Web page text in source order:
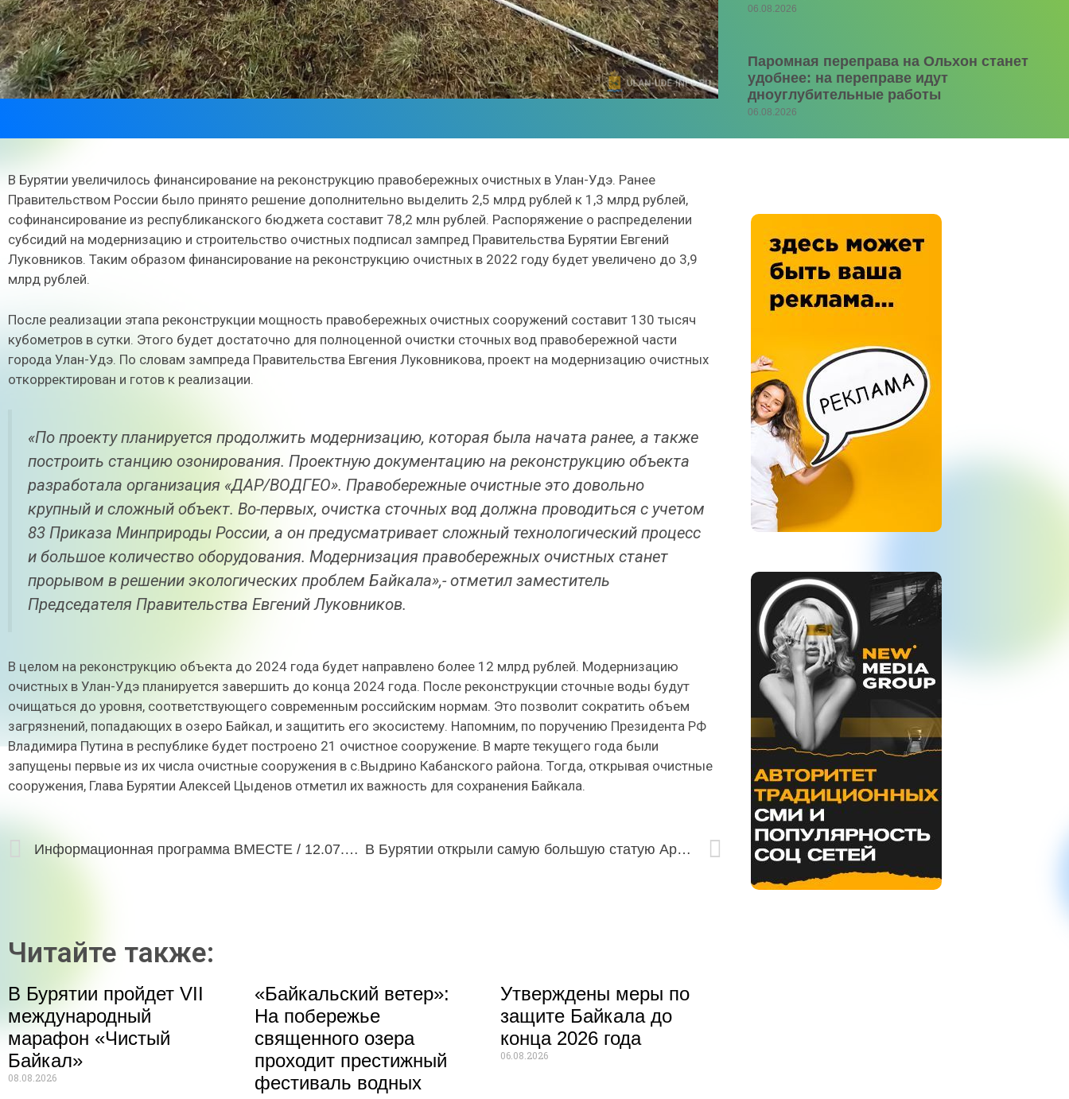
06.08.2026
Паромная переправа на Ольхон станет
удобнее: на переправе идут
дноуглубительные работы
06.08.2026
В Бурятии увеличилось финансирование на реконструкцию правобережных очистных в Улан-Удэ. Ранее
Правительством России было принято решение дополнительно выделить 2,5 млрд рублей к 1,3 млрд рублей,
софинансирование из республиканского бюджета составит 78,2 млн рублей. Распоряжение о распределении
субсидий на модернизацию и строительство очистных подписал зампред Правительства Бурятии Евгений
Луковников. Таким образом финансирование на реконструкцию очистных в 2022 году будет увеличено до 3,9
млрд рублей.
После реализации этапа реконструкции мощность правобережных очистных сооружений составит 130 тысяч
кубометров в сутки. Этого будет достаточно для полноценной очистки сточных вод правобережной части
города Улан-Удэ. По словам зампреда Правительства Евгения Луковникова, проект на модернизацию очистных
откорректирован и готов к реализации.
«По проекту планируется продолжить модернизацию, которая была начата ранее, а также
построить станцию озонирования. Проектную документацию на реконструкцию объекта
разработала организация «ДАР/ВОДГЕО». Правобережные очистные это довольно
крупный и сложный объект. Во-первых, очистка сточных вод должна проводиться с учетом
83 Приказа Минприроды России, а он предусматривает сложный технологический процесс
и большое количество оборудования. Модернизация правобережных очистных станет
прорывом в решении экологических проблем Байкала»,- отметил заместитель
Председателя Правительства Евгений Луковников.
В целом на реконструкцию объекта до 2024 года будет направлено более 12 млрд рублей. Модернизацию
очистных в Улан-Удэ планируется завершить до конца 2024 года. После реконструкции сточные воды будут
очищаться до уровня, соответствующего современным российским нормам. Это позволит сократить объем
загрязнений, попадающих в озеро Байкал, и защитить его экосистему. Напомним, по поручению Президента РФ
Владимира Путина в республике будет построено 21 очистное сооружение. В марте текущего года были
запущены первые из их числа очистные сооружения в с.Выдрино Кабанского района. Тогда, открывая очистные
сооружения, Глава Бурятии Алексей Цыденов отметил их важность для сохранения Байкала.
Информационная программа ВМЕСТЕ / 12.07.2022 В Бурятии открыли самую большую статую Арьяа Баалы
Читайте также:
В Бурятии пройдет VII
международный
марафон «Чистый
Байкал»
08.08.2026
«Байкальский ветер»:
На побережье
священного озера
проходит престижный
фестиваль водных
Утверждены меры по
защите Байкала до
конца 2026 года
06.08.2026